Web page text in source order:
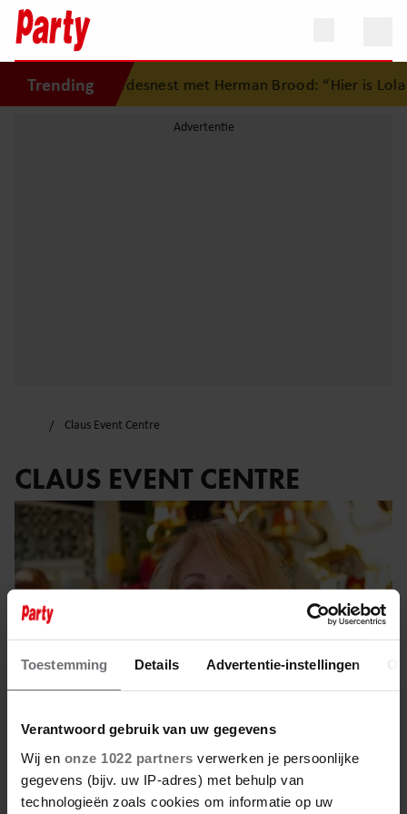
Toestemming Details Advertentie-instellingen
Verantwoord gebruik van uw gegevens
Wij en onze 1022 partners verwerken je persoonlijke
gegevens (bijv. uw IP-adres) met behulp van
technologieën zoals cookies om informatie op uw
Trending
op eerste liefdesnest met Herman Brood: “Hier is Lola
Claus Event Centre
CLAUS EVENT CENTRE
27 juli 2025